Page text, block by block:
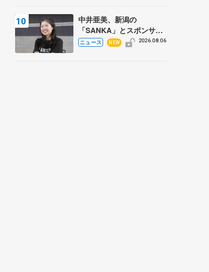
中井亜美、新潟の
「SANKA」とスポンサー
契約 「全力で応援」とコ
ニュース NEW 2026.08.06